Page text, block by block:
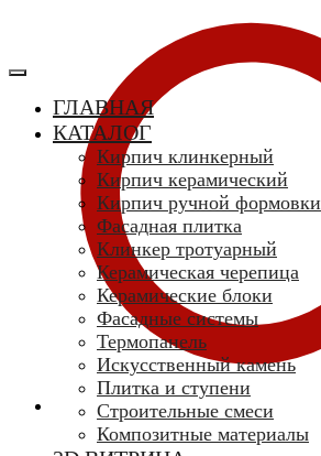
ГЛАВНАЯ
КАТАЛОГ
Кирпич клинкерный
Кирпич керамический
Кирпич ручной формовки
Фасадная плитка
Клинкер тротуарный
Керамическая черепица
Керамические блоки
Фасадные системы
Термопанель
Искусственный камень
Плитка и ступени
Строительные смеси
Композитные материалы